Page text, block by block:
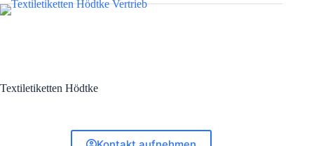
Textiletiketten Hödtke